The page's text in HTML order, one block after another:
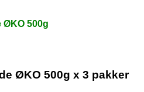
ØKO 500g
ØKO 500g x 3 pakker